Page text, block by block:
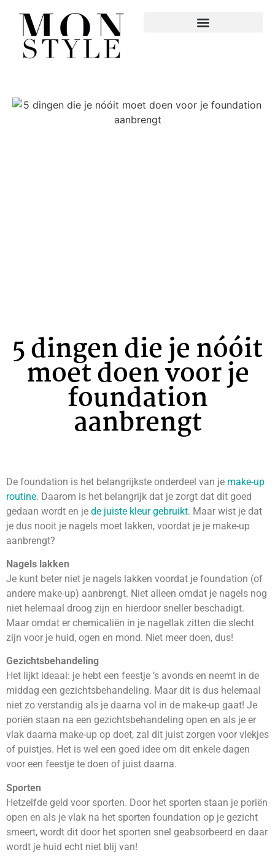
5 dingen die je nóóit
moet doen voor je
foundation
aanbrengt
De foundation is het belangrijkste onderdeel van je make-up
routine. Daarom is het belangrijk dat je zorgt dat dit goed
gedaan wordt en je de juiste kleur gebruikt. Maar wist je dat
je dus nooit je nagels moet lakken, voordat je je make-up
aanbrengt?
Nagels lakken
Je kunt beter niet je nagels lakken voordat je foundation (of
andere make-up) aanbrengt. Niet alleen omdat je nagels nog
niet helemaal droog zijn en hierdoor sneller beschadigt.
Maar omdat er chemicaliën in je nagellak zitten die slecht
zijn voor je huid, ogen en mond. Niet meer doen, dus!
Gezichtsbehandeling
Het lijkt ideaal: je hebt een feestje ’s avonds en neemt in de
middag een gezichtsbehandeling. Maar dit is dus helemaal
niet zo verstandig als je daarna vol in de make-up gaat! Je
poriën staan na een gezichtsbehandeling open en als je er
vlak daarna make-up op doet, zal dit juist zorgen voor vlekjes
of puistjes. Het is wel een goed idee om dit enkele dagen
voor een feestje te doen of juist daarna.
Sporten
Hetzelfde geld voor sporten. Door het sporten staan je poriën
open en als je vlak na het sporten foundation op je gezicht
smeert, wordt dit door het sporten snel geabsorbeerd en daar
wordt je huid echt niet blij van!